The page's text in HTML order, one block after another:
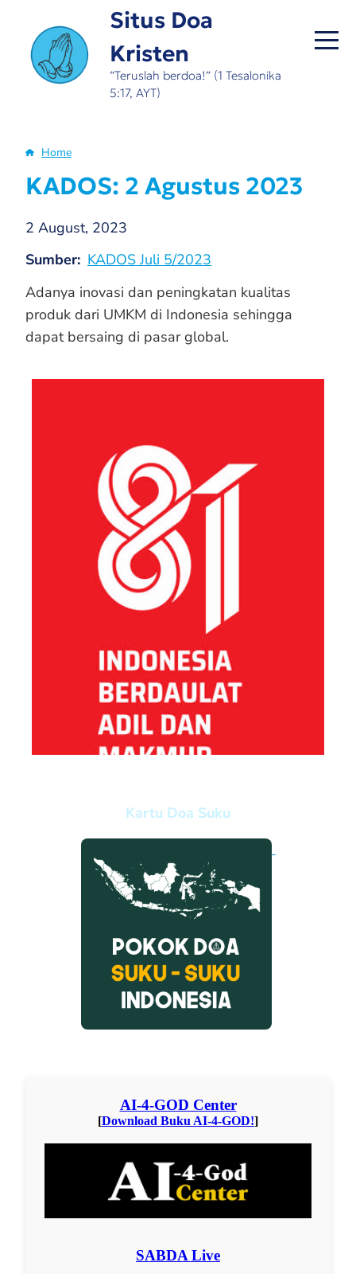
main
content
Situs Doa
Kristen
“Teruslah berdoa!” (1 Tesalonika
5:17, AYT)
Breadcrumb
Home
KADOS: 2 Agustus 2023
2 August, 2023
Sumber KADOS Juli 5/2023
Adanya inovasi dan peningkatan kualitas
produk dari UMKM di Indonesia sehingga
dapat bersaing di pasar global.
Kartu Doa Suku